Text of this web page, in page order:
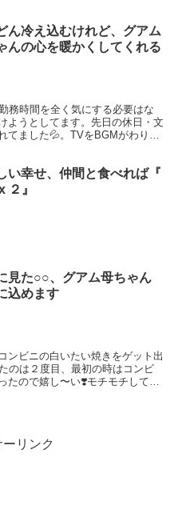
ん冷え込むけれど、グアム
んの心を暖かくしてくれる
務時間を全く気にする必要はな
ようとしてます。先日の休日・文
てました💦。TVをBGMがわりに
い幸せ、仲間と食べれば『
２』
見た○○、グアム母ちゃん
込めます
ンビニの白いたい焼きをゲット出
のは２度目、最初の時はコンビ
たので嬉し〜い❣️モチモチしてい
リンク